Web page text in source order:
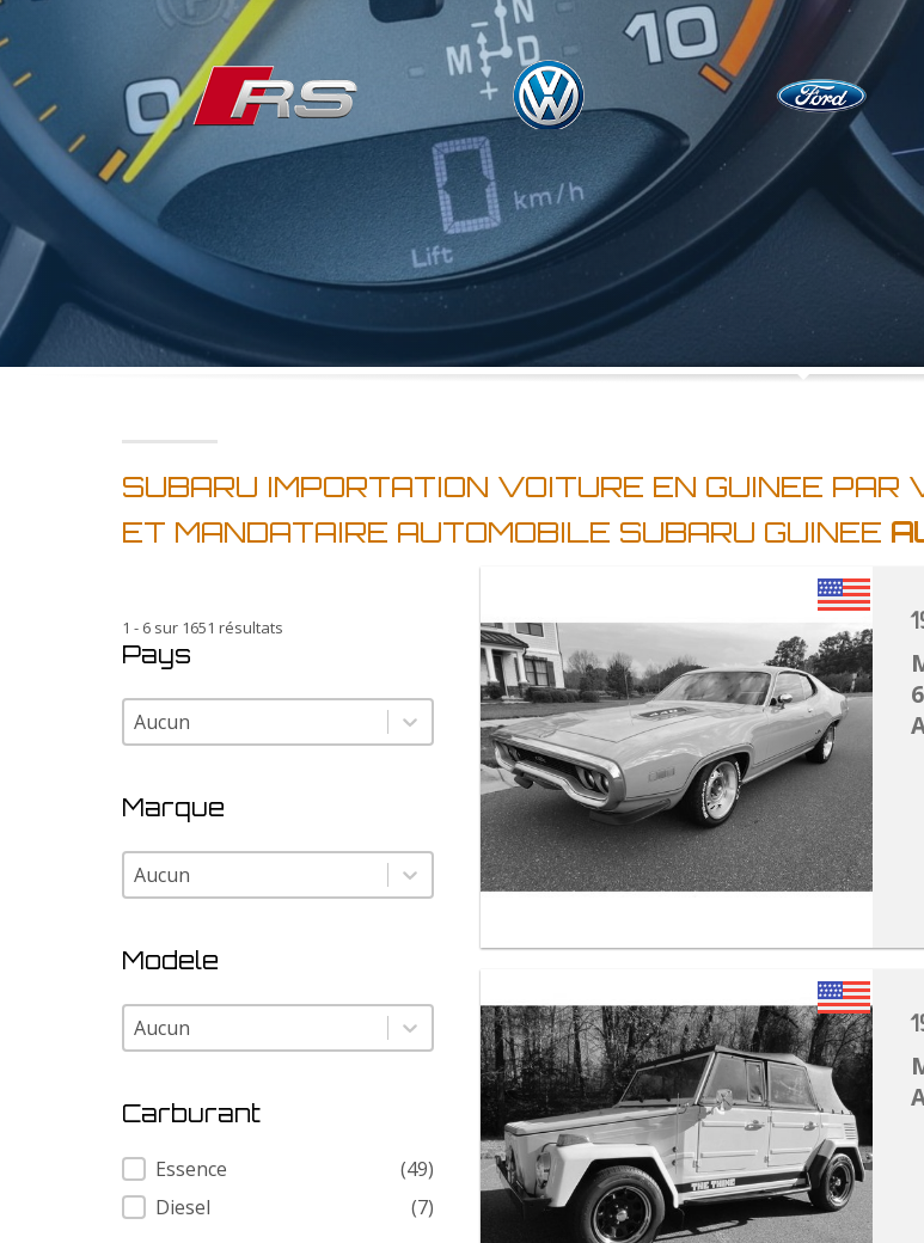
SUBARU IMPORTATION VOITURE EN GUINEE PAR
ET MANDATAIRE AUTOMOBILE SUBARU GUINEE
1 - 6 sur 1651 résultats
Pays
Pays
Pays
Marque
Marque
Marque
Modele
Modele
Modele
Carburant
Carburant
Essence
(49)
Diesel
(7)